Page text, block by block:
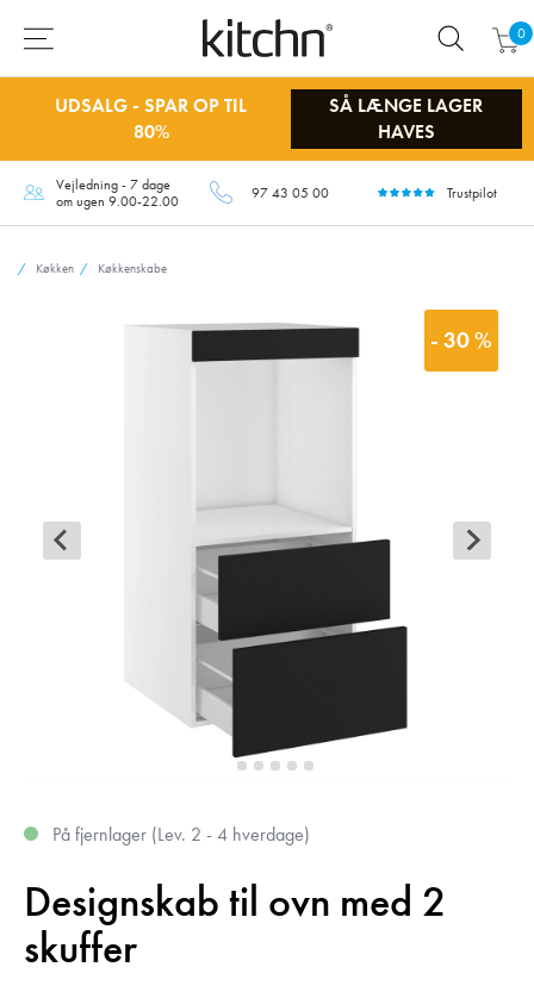
0
UDSALG - SPAR OP TIL
80%
SÅ LÆNGE LAGER
HAVES
Vejledning - 7 dage
om ugen 9.00-22.00
97 43 05 00 Trustpilot
Køkken Køkkenskabe
- 30 %
På fjernlager (Lev. 2 - 4 hverdage)
Designskab til ovn med 2
skuffer